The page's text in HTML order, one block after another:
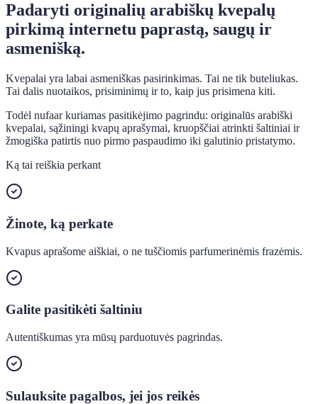
Padaryti originalių arabiškų kvepalų
pirkimą internetu paprastą, saugų ir
asmenišką.
Kvepalai yra labai asmeniškas pasirinkimas. Tai ne tik buteliukas.
Tai dalis nuotaikos, prisiminimų ir to, kaip jus prisimena kiti.
Todėl nufaar kuriamas pasitikėjimo pagrindu: originalūs arabiški
kvepalai, sąžiningi kvapų aprašymai, kruopščiai atrinkti šaltiniai ir
žmogiška patirtis nuo pirmo paspaudimo iki galutinio pristatymo.
Ką tai reiškia perkant
Žinote, ką perkate
Kvapus aprašome aiškiai, o ne tuščiomis parfumerinėmis frazėmis.
Galite pasitikėti šaltiniu
Autentiškumas yra mūsų parduotuvės pagrindas.
Sulauksite pagalbos, jei jos reikės